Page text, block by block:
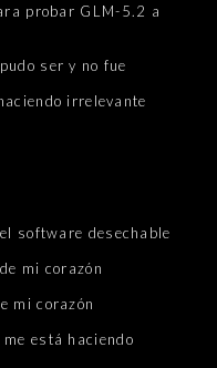
probar GLM-5.2 a
ser y no fue
irrelevante
software desechable
mi corazón
mi corazón
está haciendo